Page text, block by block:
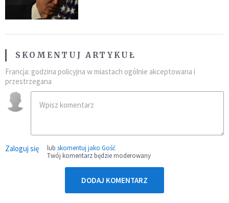
SKOMENTUJ ARTYKUŁ
Francja: godzina policyjna w miastach ogólnie akceptowana i
przestrzegana
Zaloguj się lub skomentuj jako Gość
Twój komentarz będzie moderowany
DODAJ KOMENTARZ